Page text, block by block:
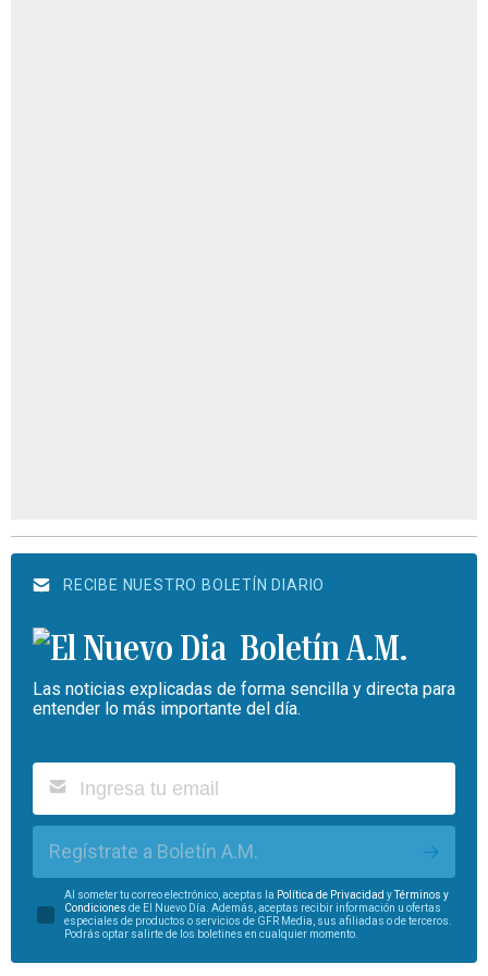
RECIBE NUESTRO BOLETÍN DIARIO
Boletín A.M.
Las noticias explicadas de forma sencilla y directa para
entender lo más importante del día.
Regístrate a Boletín A.M.
Al someter tu correo electrónico, aceptas la Política de Privacidad yTérminos y
Condiciones de El Nuevo Día. Además, aceptas recibir información u ofertas
especiales de productos o servicios de GFR Media, sus afiliadas o de terceros.
Podrás optar salirte de los boletines en cualquier momento.